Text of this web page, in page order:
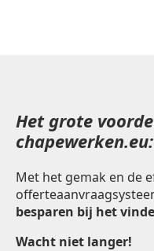
Het grote
chapewerken.eu:
Met het gemak en de
besparen bij het
Wacht niet langer!